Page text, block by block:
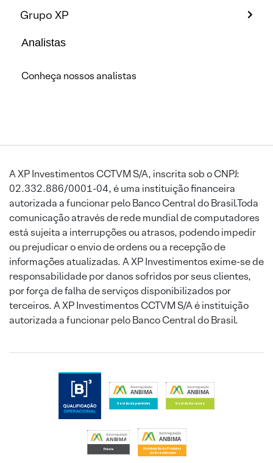
Grupo XP
Analistas
Conheça nossos analistas
A XP Investimentos CCTVM S/A, inscrita sob o CNPJ:
02.332.886/0001-04, é uma instituição financeira
autorizada a funcionar pelo Banco Central do Brasil.Toda
comunicação através de rede mundial de computadores
está sujeita a interrupções ou atrasos, podendo impedir
ou prejudicar o envio de ordens ou a recepção de
informações atualizadas. A XP Investimentos exime-se de
responsabilidade por danos sofridos por seus clientes,
por força de falha de serviços disponibilizados por
terceiros. A XP Investimentos CCTVM S/A é instituição
autorizada a funcionar pelo Banco Central do Brasil.